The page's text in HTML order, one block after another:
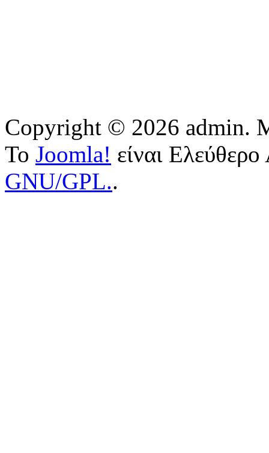
Copyright © 2026 admin.
Το Joomla! είναι
GNU/GPL..